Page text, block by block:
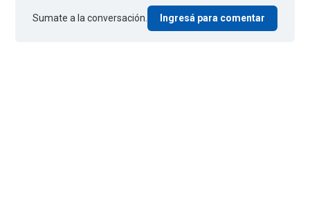
Sumate a la conversación. Ingresá para comentar